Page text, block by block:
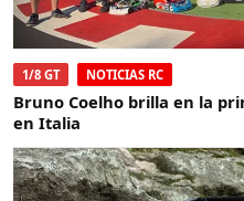
1/8 GT NOTICIAS RC
Bruno Coelho brilla en la
en Italia